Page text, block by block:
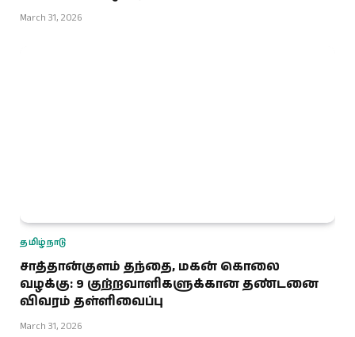
March 31, 2026
தமிழ்நாடு
சாத்தான்குளம் தந்தை, மகன் கொலை
வழக்கு: 9 குற்றவாளிகளுக்கான தண்டனை
விவரம் தள்ளிவைப்பு
March 31, 2026